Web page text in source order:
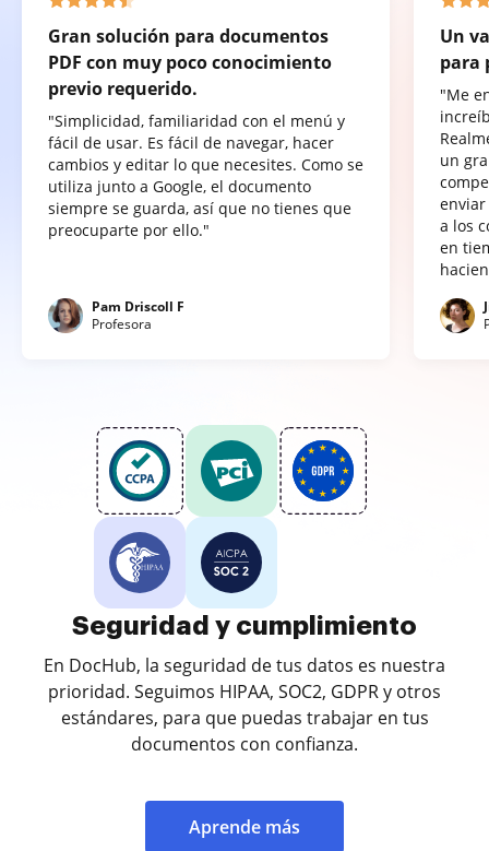
Gran solución para documentos
PDF con muy poco conocimiento
previo requerido.
"Simplicidad, familiaridad con el menú y
fácil de usar. Es fácil de navegar, hacer
cambios y editar lo que necesites. Como se
utiliza junto a Google, el documento
siempre se guarda, así que no tienes que
preocuparte por ello."
Pam Driscoll F
Profesora
Un
para
"Me
un
a los
en
Seguridad y cumplimiento
En DocHub, la seguridad de tus datos es nuestra
prioridad. Seguimos HIPAA, SOC2, GDPR y otros
estándares, para que puedas trabajar en tus
documentos con confianza.
Aprende más